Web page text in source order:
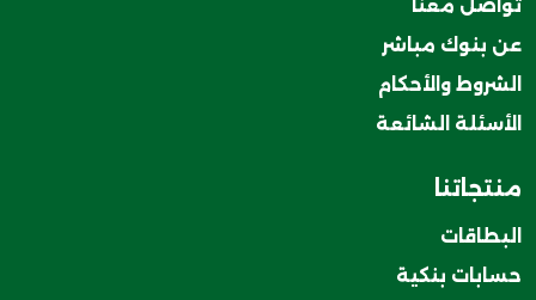
تواصل معنا
عن بنوك مباشر
الشروط والأحكام
الأسئلة الشائعة
منتجاتنا
البطاقات
حسابات بنكية